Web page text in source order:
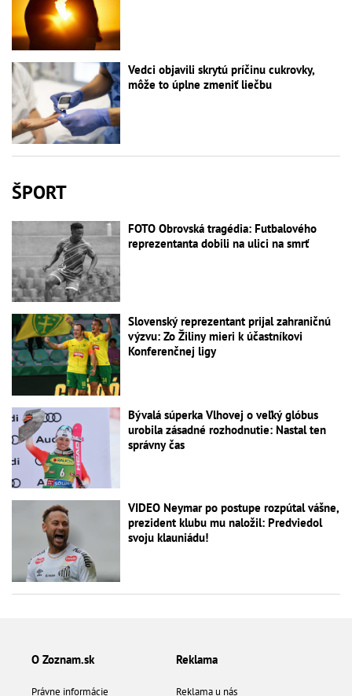
Vedci objavili skrytú príčinu cukrovky,
môže to úplne zmeniť liečbu
ŠPORT
FOTO Obrovská tragédia: Futbalového
reprezentanta dobili na ulici na smrť
Slovenský reprezentant prijal zahraničnú
výzvu: Zo Žiliny mieri k účastníkovi
Konferenčnej ligy
Bývalá súperka Vlhovej o veľký glóbus
urobila zásadné rozhodnutie: Nastal ten
správny čas
VIDEO Neymar po postupe rozpútal vášne,
prezident klubu mu naložil: Predviedol
svoju klauniádu!
O Zoznam.sk
Právne informácie
Reklama
Reklama u nás